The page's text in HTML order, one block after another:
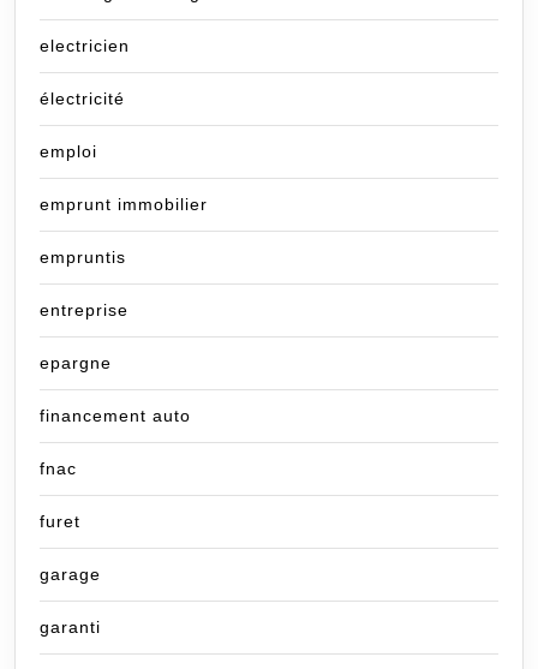
electricien
électricité
emploi
emprunt immobilier
empruntis
entreprise
epargne
financement auto
fnac
furet
garage
garanti